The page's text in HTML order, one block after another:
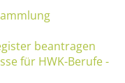
beantragen
für HWK-Berufe -